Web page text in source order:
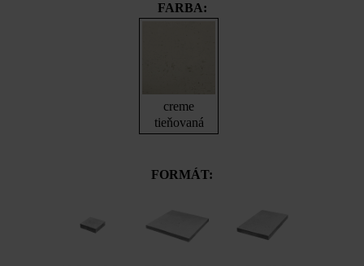
FARBA:
creme
tieňovaná
FORMÁT: